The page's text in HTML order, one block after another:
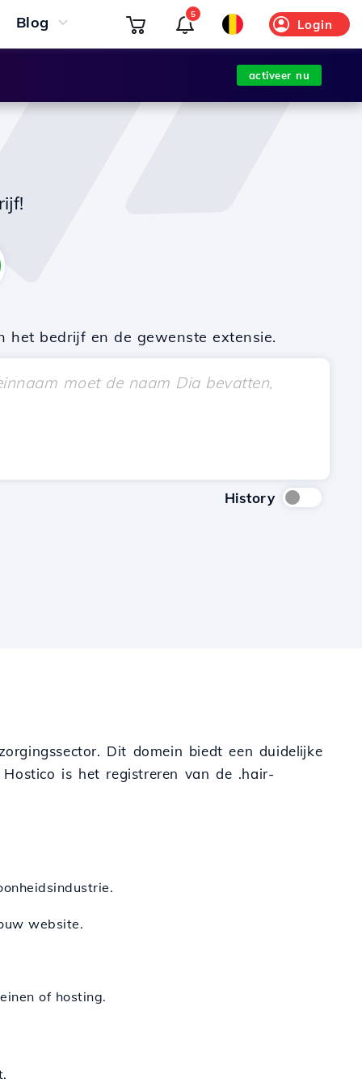
Blog Login
5
activeer nu
bedrijf en de gewenste extensie.
History
Dit domein biedt een duidelijke
is het registreren van de .hair-
website.
of hosting.